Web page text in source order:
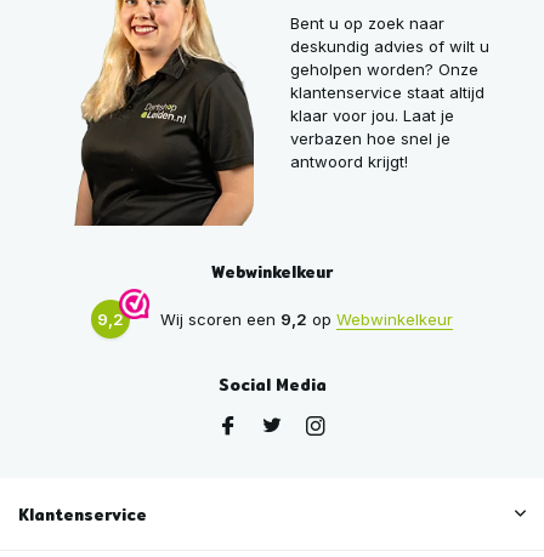
Bent u op zoek naar
deskundig advies of wilt u
geholpen worden? Onze
klantenservice staat altijd
klaar voor jou. Laat je
verbazen hoe snel je
antwoord krijgt!
Webwinkelkeur
9,2 Wij scoren een 9,2 op Webwinkelkeur
Social Media
Klantenservice